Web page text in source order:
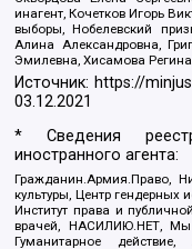
инагент, Кочетков Игорь
выборы, Нобелевский
Алина Александровна,
Эмилевна, Хисамова
Источник: https://
03.12.2021
* Сведения
иностранного агента:
Гражданин.Армия.Право,
культуры, Центр
Институт права и
врачей, НАСИЛИЮ.НЕТ, Мы
Гуманитарное